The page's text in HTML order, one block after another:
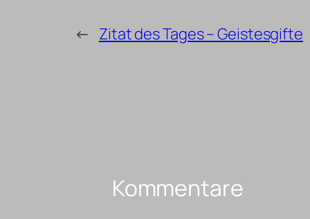
← Zitat des Tages – Geistesgifte
Kommentare